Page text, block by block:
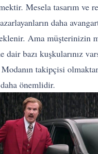
Mesela tasarım ve
daha
Ama müşterinizin
dair bazı kuşkularınız
takipçisi
önemlidir.